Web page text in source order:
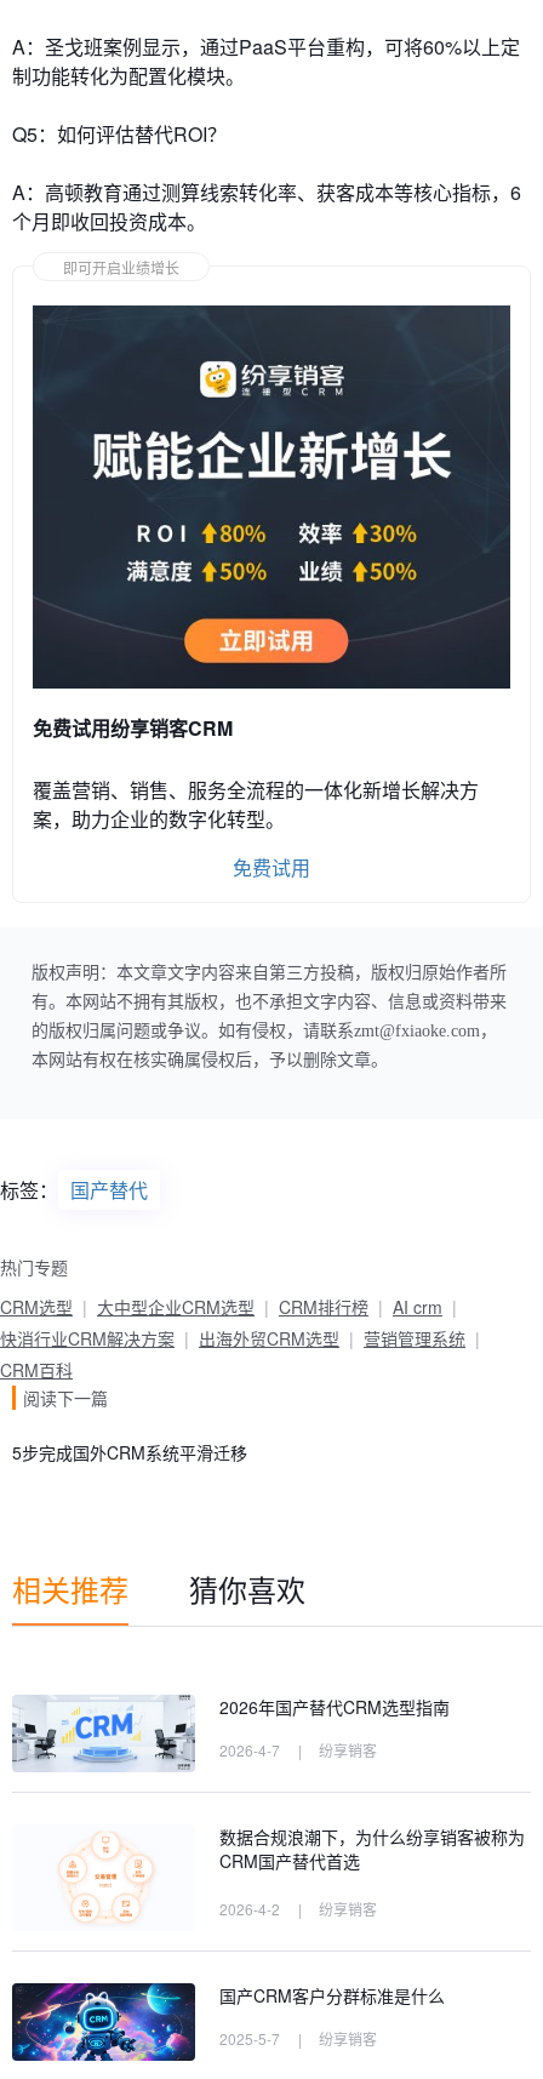
A：圣戈班案例显示，通过PaaS平台重构，可将60%以上定
制功能转化为配置化模块。
Q5：如何评估替代ROI？
A：高顿教育通过测算线索转化率、获客成本等核心指标，6
个月即收回投资成本。
即可开启业绩增长
免费试用纷享销客CRM
覆盖营销、销售、服务全流程的一体化新增长解决方
案，助力企业的数字化转型。
免费试用
版权声明：本文章文字内容来自第三方投稿，版权归原始作者所
有。本网站不拥有其版权，也不承担文字内容、信息或资料带来
的版权归属问题或争议。如有侵权，请联系zmt@fxiaoke.com，
本网站有权在核实确属侵权后，予以删除文章。
标签： 国产替代
热门专题
CRM选型
大中型企业CRM选型 CRM排行榜
AI crm
快消行业CRM解决方案
出海外贸CRM选型
营销管理系统
CRM百科
阅读下一篇
5步完成国外CRM系统平滑迁移
相关推荐 猜你喜欢
2026年国产替代CRM选型指南
2026-4-7 | 纷享销客
数据合规浪潮下，为什么纷享销客被称为
CRM国产替代首选
2026-4-2 | 纷享销客
国产CRM客户分群标准是什么
2025-5-7 | 纷享销客